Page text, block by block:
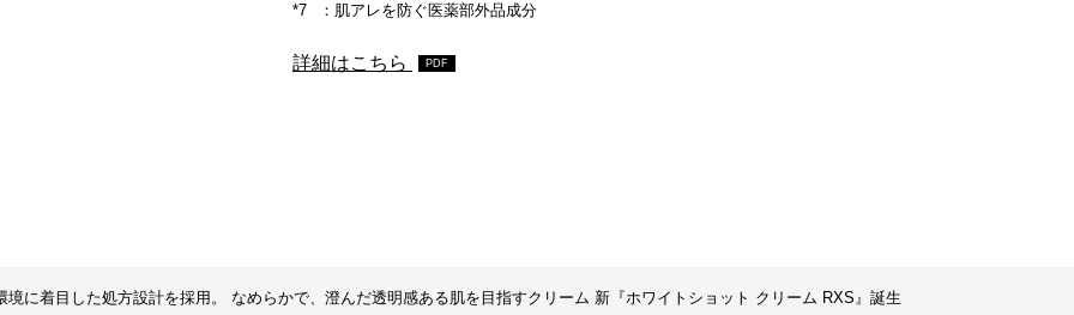
：肌アレを防ぐ医薬部外品成分
詳細はこちら
境に着目した処方設計を採用。 なめらかで、澄んだ透明感ある肌を目指すクリーム 新『ホワイトショット クリーム RXS』誕生